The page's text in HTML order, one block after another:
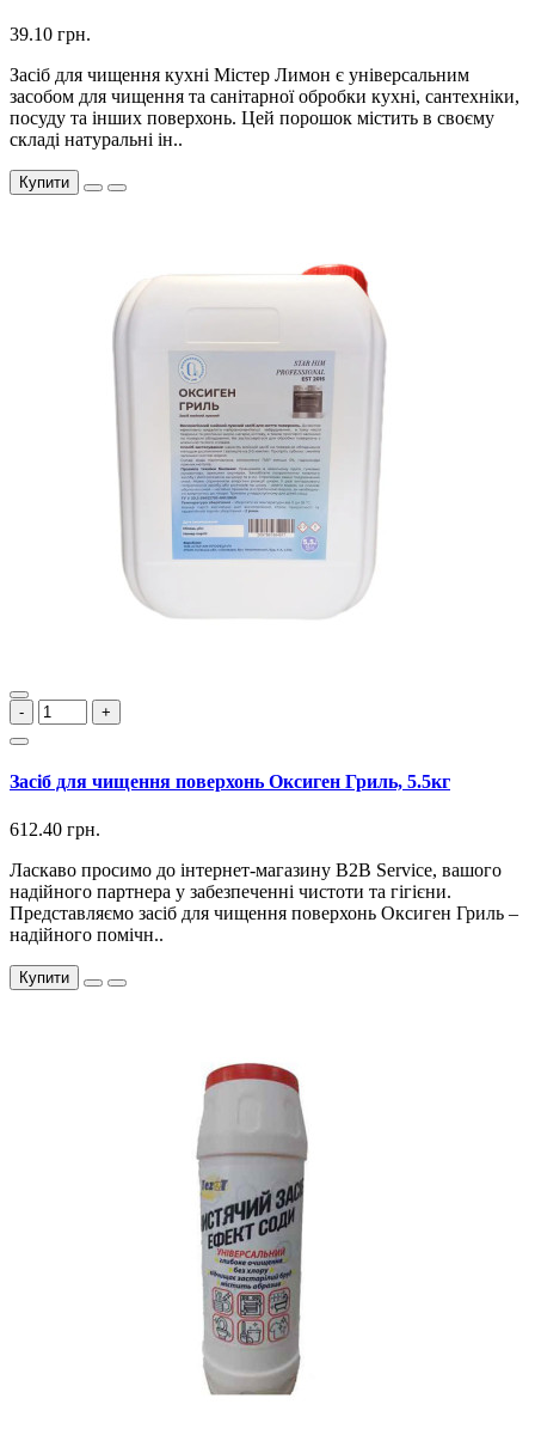
39.10 грн.
Засіб для чищення кухні Містер Лимон є універсальним
засобом для чищення та санітарної обробки кухні, сантехніки,
посуду та інших поверхонь. Цей порошок містить в своєму
складі натуральні ін..
Купити
- +
Засіб для чищення поверхонь Оксиген Гриль, 5.5кг
612.40 грн.
Ласкаво просимо до інтернет-магазину B2B Service, вашого
надійного партнера у забезпеченні чистоти та гігієни.
Представляємо засіб для чищення поверхонь Оксиген Гриль –
надійного помічн..
Купити